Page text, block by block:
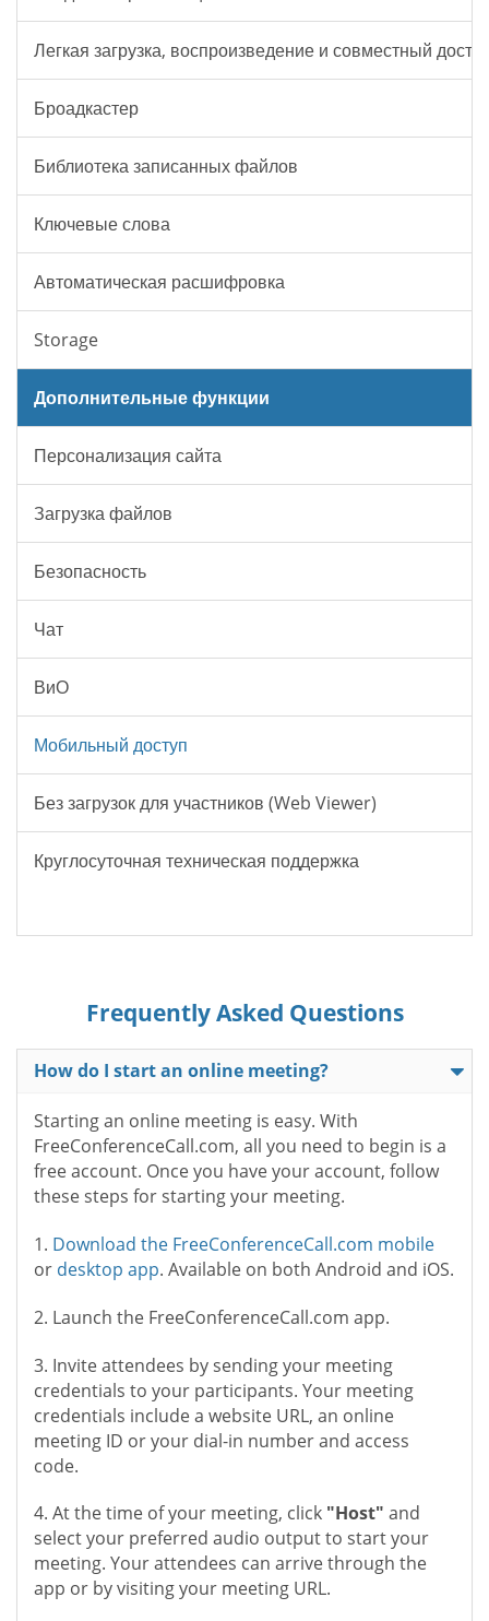
Легкая загрузка, воспроизведение и совместный
Броадкастер
Библиотека записанных файлов
Ключевые слова
Автоматическая расшифровка
Storage
Дополнительные функции
Персонализация сайта
Загрузка файлов
Безопасность
Чат
ВиО
Мобильный доступ
Без загрузок для участников (Web Viewer)
Круглосуточная техническая поддержка
Frequently Asked Questions
How do I start an online meeting?
Starting an online meeting is easy. With
FreeConferenceCall.com, all you need to begin is a
free account. Once you have your account, follow
these steps for starting your meeting.
1. Download the FreeConferenceCall.com mobile
or desktop app. Available on both Android and iOS.
2. Launch the FreeConferenceCall.com app.
3. Invite attendees by sending your meeting
credentials to your participants. Your meeting
credentials include a website URL, an online
meeting ID or your dial-in number and access
code.
4. At the time of your meeting, click "Host" and
select your preferred audio output to start your
meeting. Your attendees can arrive through the
app or by visiting your meeting URL.